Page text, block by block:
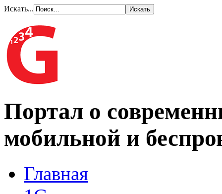
Искать...
Портал о
мобильной и
Главная